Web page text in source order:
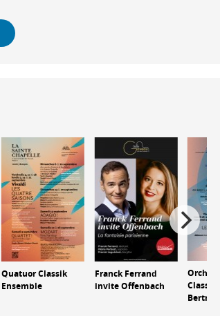
Quatuor Classik
Ensemble
Franck Ferrand
invite Offenbach
Classik